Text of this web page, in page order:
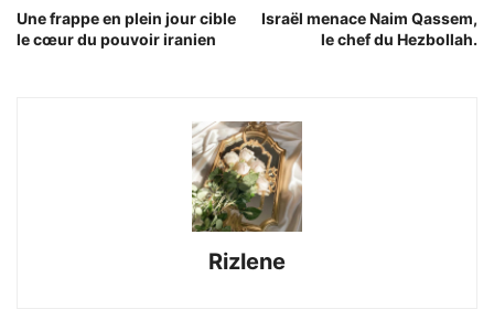
Une frappe en plein jour cible
le cœur du pouvoir iranien
Israël menace Naim Qassem,
le chef du Hezbollah.
Rizlene